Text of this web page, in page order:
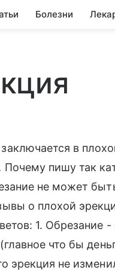
Болезни
в
пишу так
не может
о плохой
1. Обрезание
что бы
эрекция не